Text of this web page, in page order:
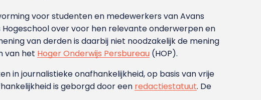
voor studenten en medewerkers van Avans
over voor hen relevante onderwerpen en
van derden is daarbij niet noodzakelijk de mening
van het Hoger Onderwijs Persbureau (HOP).
in journalistieke onafhankelijkheid, op basis van vrije
is geborgd door een redactiestatuut. De